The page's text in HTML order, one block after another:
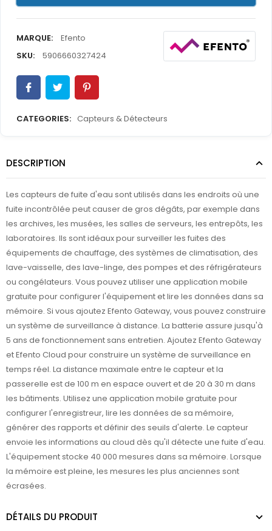
MARQUE:
Efento
SKU:
5906660327424
CATEGORIES: Capteurs & Détecteurs
DESCRIPTION
Les capteurs de fuite d'eau sont utilisés dans les endroits où une
fuite incontrôlée peut causer de gros dégâts, par exemple dans
les archives, les musées, les salles de serveurs, les entrepôts, les
laboratoires. Ils sont idéaux pour surveiller les fuites des
équipements de chauffage, des systèmes de climatisation, des
lave-vaisselle, des lave-linge, des pompes et des réfrigérateurs
ou congélateurs. Vous pouvez utiliser une application mobile
gratuite pour configurer l'équipement et lire les données dans sa
mémoire. Si vous ajoutez Efento Gateway, vous pouvez construire
un système de surveillance à distance. La batterie assure jusqu'à
5 ans de fonctionnement sans entretien. Ajoutez Efento Gateway
et Efento Cloud pour construire un système de surveillance en
temps réel. La distance maximale entre le capteur et la
passerelle est de 100 m en espace ouvert et de 20 à 30 m dans
les bâtiments. Utilisez une application mobile gratuite pour
configurer l'enregistreur, lire les données de sa mémoire,
générer des rapports et définir des seuils d'alerte. Le capteur
envoie les informations au cloud dès qu'il détecte une fuite d'eau.
L'équipement stocke 40 000 mesures dans sa mémoire. Lorsque
la mémoire est pleine, les mesures les plus anciennes sont
écrasées.
DÉTAILS DU PRODUIT